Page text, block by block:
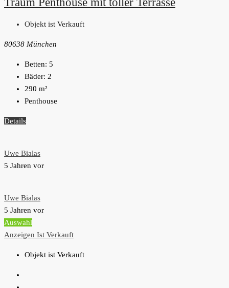
Objekt ist Verkauft
80638 München
Betten: 5
Bäder: 2
290 m²
Penthouse
Details
Uwe Bialas
5 Jahren vor
Uwe Bialas
5 Jahren vor
Auswahl
Anzeigen Ist Verkauft
Objekt ist Verkauft